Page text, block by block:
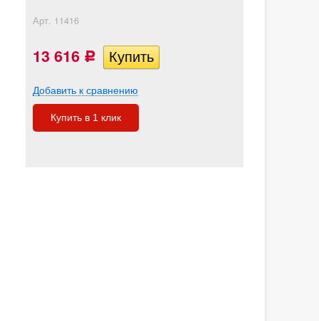
Арт. 11416
13 616 Р
Добавить к сравнению
Купить в 1 клик